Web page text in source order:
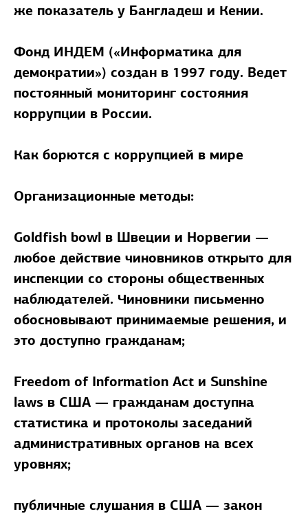
же показатель у Бангладеш и Кении.
Фонд ИНДЕМ («Информатика для
демократии») создан в 1997 году. Ведет
постоянный мониторинг состояния
коррупции в России.
Как борются с коррупцией в мире
Организационные методы:
Goldfish bowl в Швеции и Норвегии —
любое действие чиновников открыто для
инспекции со стороны общественных
наблюдателей. Чиновники письменно
обосновывают принимаемые решения, и
это доступно гражданам;
Freedom of Information Act и Sunshine
laws в США — гражданам доступна
статистика и протоколы заседаний
административных органов на всех
уровнях;
публичные слушания в США — закон